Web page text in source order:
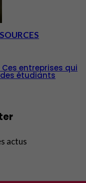
entreprises qui
étudiants
actus